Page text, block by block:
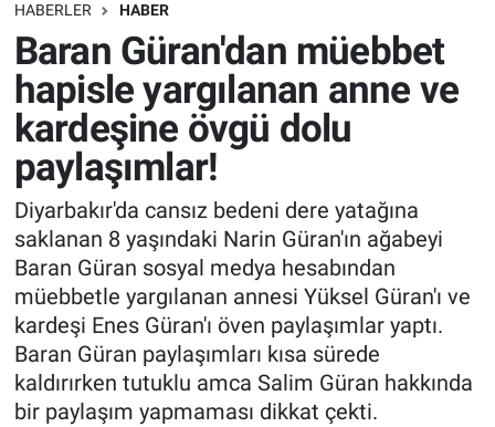
HABERLER HABER
Baran Güran'dan müebbet
hapisle yargılanan anne ve
kardeşine övgü dolu
paylaşımlar!
Diyarbakır'da cansız bedeni dere yatağına
saklanan 8 yaşındaki Narin Güran'ın ağabeyi
Baran Güran sosyal medya hesabından
müebbetle yargılanan annesi Yüksel Güran'ı ve
kardeşi Enes Güran'ı öven paylaşımlar yaptı.
Baran Güran paylaşımları kısa sürede
kaldırırken tutuklu amca Salim Güran hakkında
bir paylaşım yapmaması dikkat çekti.
Bilim turu
Bilim ve Teknoloji Evreni
Doğa Konuşuyor
Dünya
Ege Saati
Ege'den Esintiler
Eğitim
Eğlence
Dünya
Teknoloji
Sağlık
Spor
Yayın Akışı
İletişim
Trafik Durumu
Süper Lig Puan Durumu ve Fikstür
Tüm Manşetler
Son Dakika Haberleri
Haber Arşivi